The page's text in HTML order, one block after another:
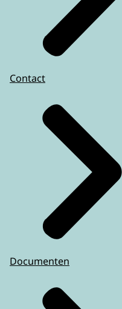
Contact
Documenten